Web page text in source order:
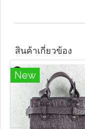
สินค้าเกี่ยวข้อง
New